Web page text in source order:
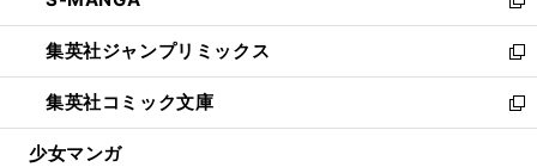
開
く
ウ
で
開
く
ン
ド
ウ
で
開
ウ
ィ
ン
ド
ウ
新
し
い
ウ
ィ
ン
集英社ジャンプリミックス
新
し
い
ウ
集英社コミック文庫
新
し
少女マンガ